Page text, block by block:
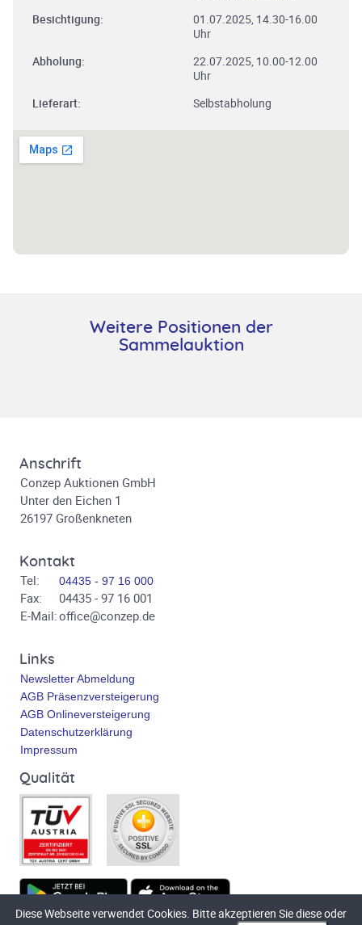
Besichtigung:
01.07.2025, 14.30-16.00
Uhr
Abholung:
22.07.2025, 10.00-12.00
Uhr
Lieferart:
Selbstabholung
Weitere Positionen der
Sammelauktion
Anschrift
Conzep Auktionen GmbH
Unter den Eichen 1
26197 Großenkneten
Kontakt
Tel: 04435 - 97 16 000
Fax:
04435 - 97 16 001
E-Mail:office@conzep.de
Links
Newsletter Abmeldung
AGB Präsenzversteigerung
AGB Onlineversteigerung
Datenschutzerklärung
Impressum
Qualität
Diese Webseite verwendet Cookies. Bitte akzeptieren Sie diese oder